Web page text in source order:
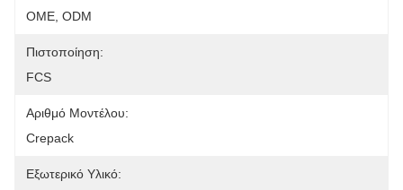
OME, ODM
Πιστοποίηση:
FCS
Αριθμό Μοντέλου:
Crepack
Εξωτερικό Υλικό: